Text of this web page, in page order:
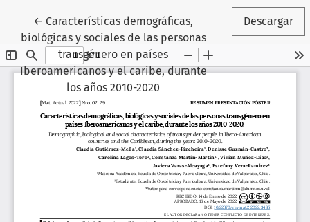
← Volver a los detalles del artículo
Características demográficas,
biológicas y sociales de las personas
transgénero en países
Iberoamericanos y el caribe, durante
los años 2010-2020
Descargar